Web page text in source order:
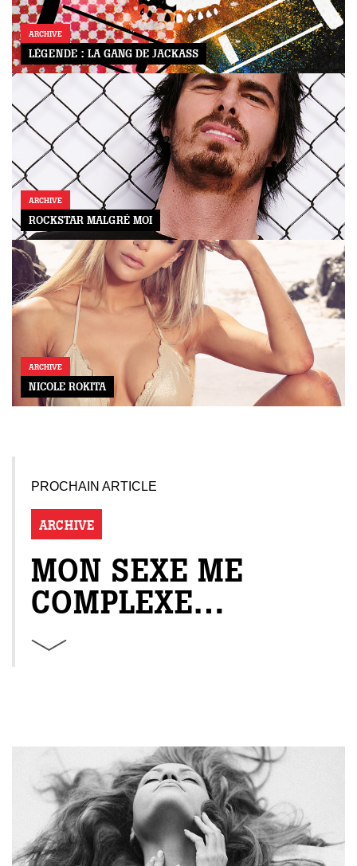
ARCHIVE
LÉGENDE : LA GANG DE JACKASS
ARCHIVE
ROCKSTAR MALGRÉ MOI
ARCHIVE
NICOLE ROKITA
PROCHAIN ARTICLE
ARCHIVE
MON SEXE ME
COMPLEXE…